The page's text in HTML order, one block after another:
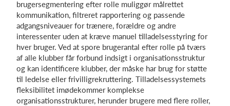
brugersegmentering efter rolle muliggør målrettet
kommunikation, filtreret rapportering og passende
adgangsniveauer for trænere, forældre og andre
interessenter uden at kræve manuel tilladelsesstyring for
hver bruger. Ved at spore brugerantal efter rolle på tværs
af alle klubber får forbund indsigt i organisationsstruktur
og kan identificere klubber, der måske har brug for støtte
til ledelse eller frivilligrekruttering. Tilladelsessystemets
fleksibilitet imødekommer komplekse
organisationsstrukturer, herunder brugere med flere roller,